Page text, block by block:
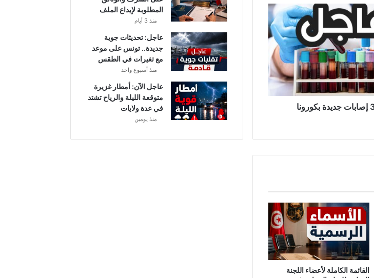
القائمة الكاملة لأعضاء اللجنة
أ
ب
ل
إ
ي
ق
ي
ا
المطلوبة لإيداع الملف
منذ 3 أيام
عاجل: تحديثات جوية
جديدة.. تونس على موعد
مع تغيرات في الطقس
منذ أسبوع واحد
عاجل الآن: أمطار غزيرة
متوقعة الليلة والرياح تشتد
في عدة ولايات
منذ يومين